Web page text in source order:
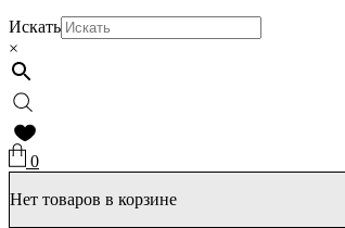
Искать
×
0
Нет товаров в корзине